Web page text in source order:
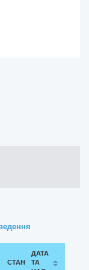
СТАН
ДАТА
ТА